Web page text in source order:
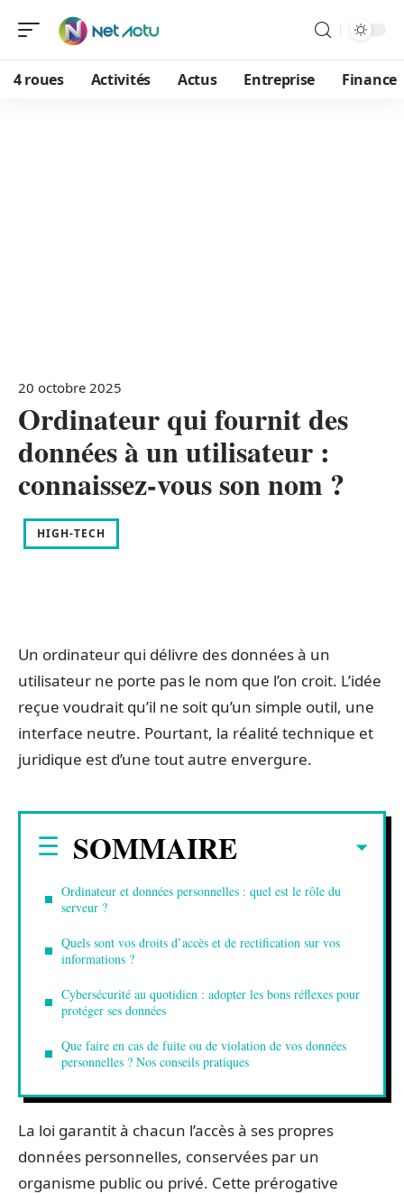
4 roues Activités Actus Entreprise Finance
20 octobre 2025
Ordinateur qui fournit des
données à un utilisateur :
connaissez-vous son nom ?
HIGH-TECH
Un ordinateur qui délivre des données à un
utilisateur ne porte pas le nom que l’on croit. L’idée
reçue voudrait qu’il ne soit qu’un simple outil, une
interface neutre. Pourtant, la réalité technique et
juridique est d’une tout autre envergure.
SOMMAIRE
Ordinateur et données personnelles : quel est le rôle du
serveur ?
Quels sont vos droits d’accès et de rectification sur vos
informations ?
Cybersécurité au quotidien : adopter les bons réflexes pour
protéger ses données
Que faire en cas de fuite ou de violation de vos données
personnelles ? Nos conseils pratiques
La loi garantit à chacun l’accès à ses propres
données personnelles, conservées par un
organisme public ou privé. Cette prérogative